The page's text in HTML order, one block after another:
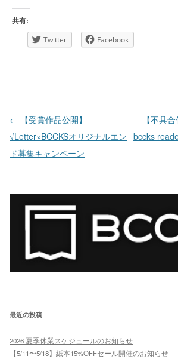
共有:
Twitter Facebook
投稿ナビゲーション
← 【受賞作品公開】
√Letter×BCCKSオリジナルエン
ド募集キャンペーン
【不具
bccks
最近の投稿
2026 夏季休業スケジュールのお知らせ
【5/11〜5/18】紙本15%OFFセール開催のお知らせ